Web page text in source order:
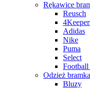
Rękawice
Reusch
Adidas
Nike
Puma
Select
Football
Odzież
Bluzy